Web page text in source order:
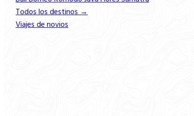
Todos los destinos →
Viajes de novios